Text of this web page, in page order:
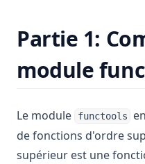
Partie 1:
module
Le module functools
de fonctions d'ordre
supérieur est une